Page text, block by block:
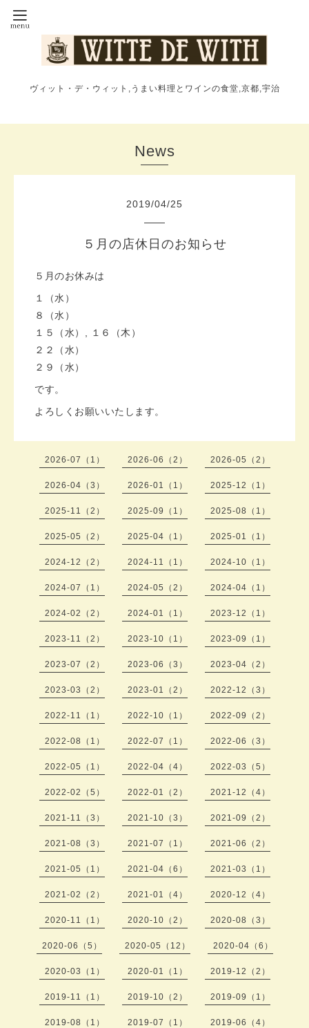
ヴィット・デ・ウィット,うまい料理とワインの食堂,京都,宇治
News
2019/04/25
５月の店休日のお知らせ
５月のお休みは
１（水）
８（水）
１５（水）, １６（木）
２２（水）
２９（水）
です。
よろしくお願いいたします。
2026-07（1） 2026-06（2） 2026-05（2）
2026-04（3） 2026-01（1） 2025-12（1）
2025-11（2） 2025-09（1） 2025-08（1）
2025-05（2） 2025-04（1） 2025-01（1）
2024-12（2） 2024-11（1） 2024-10（1）
2024-07（1） 2024-05（2） 2024-04（1）
2024-02（2） 2024-01（1） 2023-12（1）
2023-11（2） 2023-10（1） 2023-09（1）
2023-07（2） 2023-06（3） 2023-04（2）
2023-03（2） 2023-01（2） 2022-12（3）
2022-11（1） 2022-10（1） 2022-09（2）
2022-08（1） 2022-07（1） 2022-06（3）
2022-05（1） 2022-04（4） 2022-03（5）
2022-02（5） 2022-01（2） 2021-12（4）
2021-11（3） 2021-10（3） 2021-09（2）
2021-08（3） 2021-07（1） 2021-06（2）
2021-05（1） 2021-04（6） 2021-03（1）
2021-02（2） 2021-01（4） 2020-12（4）
2020-11（1） 2020-10（2） 2020-08（3）
2020-06（5） 2020-05（12） 2020-04（6）
2020-03（1） 2020-01（1） 2019-12（2）
2019-11（1） 2019-10（2） 2019-09（1）
2019-08（1） 2019-07（1） 2019-06（4）